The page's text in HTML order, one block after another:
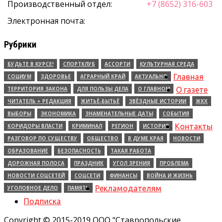
Производственный отдел:
+7 (8652) 316-603
Электронная почта:
Рубрики
БУДЬТЕ В КУРСЕ! СПОРТКЛУБ АССОРТИ
КУЛЬТУРНАЯ СРЕДА
СОЦИУМ
ЗДОРОВЬЕ АГРАРНЫЙ КРАЙ
АКТУАЛЬНО
ТЕРРИТОРИЯ ЗАКОНА
ДЛЯ ПОЛЬЗЫ ДЕЛА
О ГЛАВНОМ
ЧИТАТЕЛЬ + РЕДАКЦИЯ
ЖИТЬЁ-БЫТЬЁ ЗВЁЗДНЫЕ ИСТОРИИ
ЖКХ
ВЫБОРЫ
ЭКОНОМИКА ЗНАМЕНАТЕЛЬНЫЕ ДАТЫ
СОБЫТИЯ
КОРИДОРЫ ВЛАСТИ
КРИМИНАЛ РЕГИОН
ИСТОРИЯ
РАЗГОВОР ПО СУЩЕСТВУ
ОБЩЕСТВО В ДУМЕ КРАЯ
НОВОСТИ
ОБРАЗОВАНИЕ
БЕЗОПАСНОСТЬ
ТАКАЯ РАБОТА
ДОРОЖНАЯ ПОЛОСА
ПРАЗДНИК УГОЛ ЗРЕНИЯ
ПРОБЛЕМА
НОВОСТИ СОЦСЕТЕЙ
СОЦСЕТИ ФИНАНСЫ
ВОЙНА И ЖИЗНЬ
УГОЛОВНОЕ ДЕЛО
ПАМЯТЬ
Главная
О газете
Контакты
Рекламодателям
Подписка